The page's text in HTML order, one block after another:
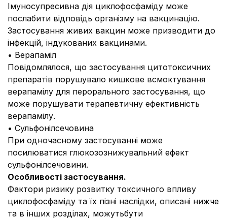
Імуносупресивна дія циклофосфаміду може
послабити відповідь організму на вакцинацію.
Застосування живих вакцин може призводити до
інфекцій, індукованих вакцинами.
• Верапаміл
Повідомлялося, що застосування цитотоксичних
препаратів порушувало кишкове всмоктування
верапамілу для перорального застосування, що
може порушувати терапевтичну ефективність
верапамілу.
• Сульфонілсечовина
При одночасному застосуванні може
посилюватися глюкозознижувальний ефект
сульфонілсечовини.
Особливості застосування.
Фактори ризику розвитку токсичного впливу
циклофосфаміду та їх пізні наслідки, описані нижче
та в інших розділах, можутьбути